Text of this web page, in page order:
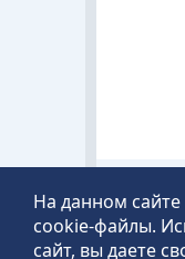
На данном
cookie-файлы.
сайт, вы даете